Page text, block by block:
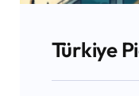
Türkiye